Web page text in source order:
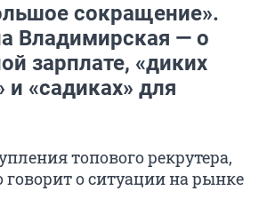
сокращение».
Владимирская — о
зарплате, «диких
и «садиках» для
топового рекрутера,
говорит о ситуации на рынке